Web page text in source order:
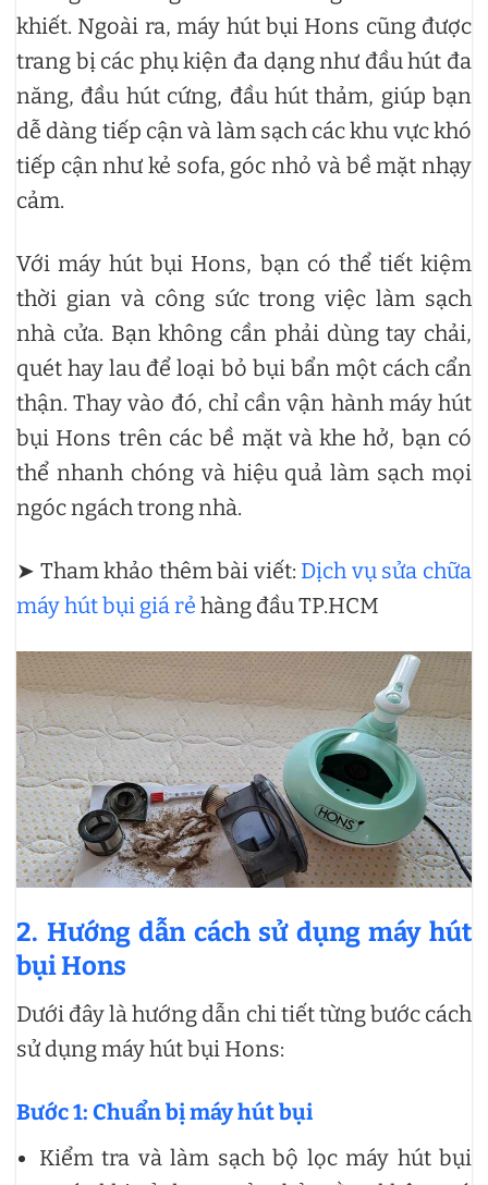
khiết. Ngoài ra, máy hút bụi Hons cũng được
trang bị các phụ kiện đa dạng như đầu hút đa
năng, đầu hút cứng, đầu hút thảm, giúp bạn
dễ dàng tiếp cận và làm sạch các khu vực khó
tiếp cận như kẻ sofa, góc nhỏ và bề mặt nhạy
cảm.
Với máy hút bụi Hons, bạn có thể tiết kiệm
thời gian và công sức trong việc làm sạch
nhà cửa. Bạn không cần phải dùng tay chải,
quét hay lau để loại bỏ bụi bẩn một cách cẩn
thận. Thay vào đó, chỉ cần vận hành máy hút
bụi Hons trên các bề mặt và khe hở, bạn có
thể nhanh chóng và hiệu quả làm sạch mọi
ngóc ngách trong nhà.
➤ Tham khảo thêm bài viết: Dịch vụ sửa chữa
máy hút bụi giá rẻ hàng đầu TP.HCM
2. Hướng dẫn cách sử dụng máy hút
bụi Hons
Dưới đây là hướng dẫn chi tiết từng bước cách
sử dụng máy hút bụi Hons:
Bước 1: Chuẩn bị máy hút bụi
Kiểm tra và làm sạch bộ lọc máy hút bụi